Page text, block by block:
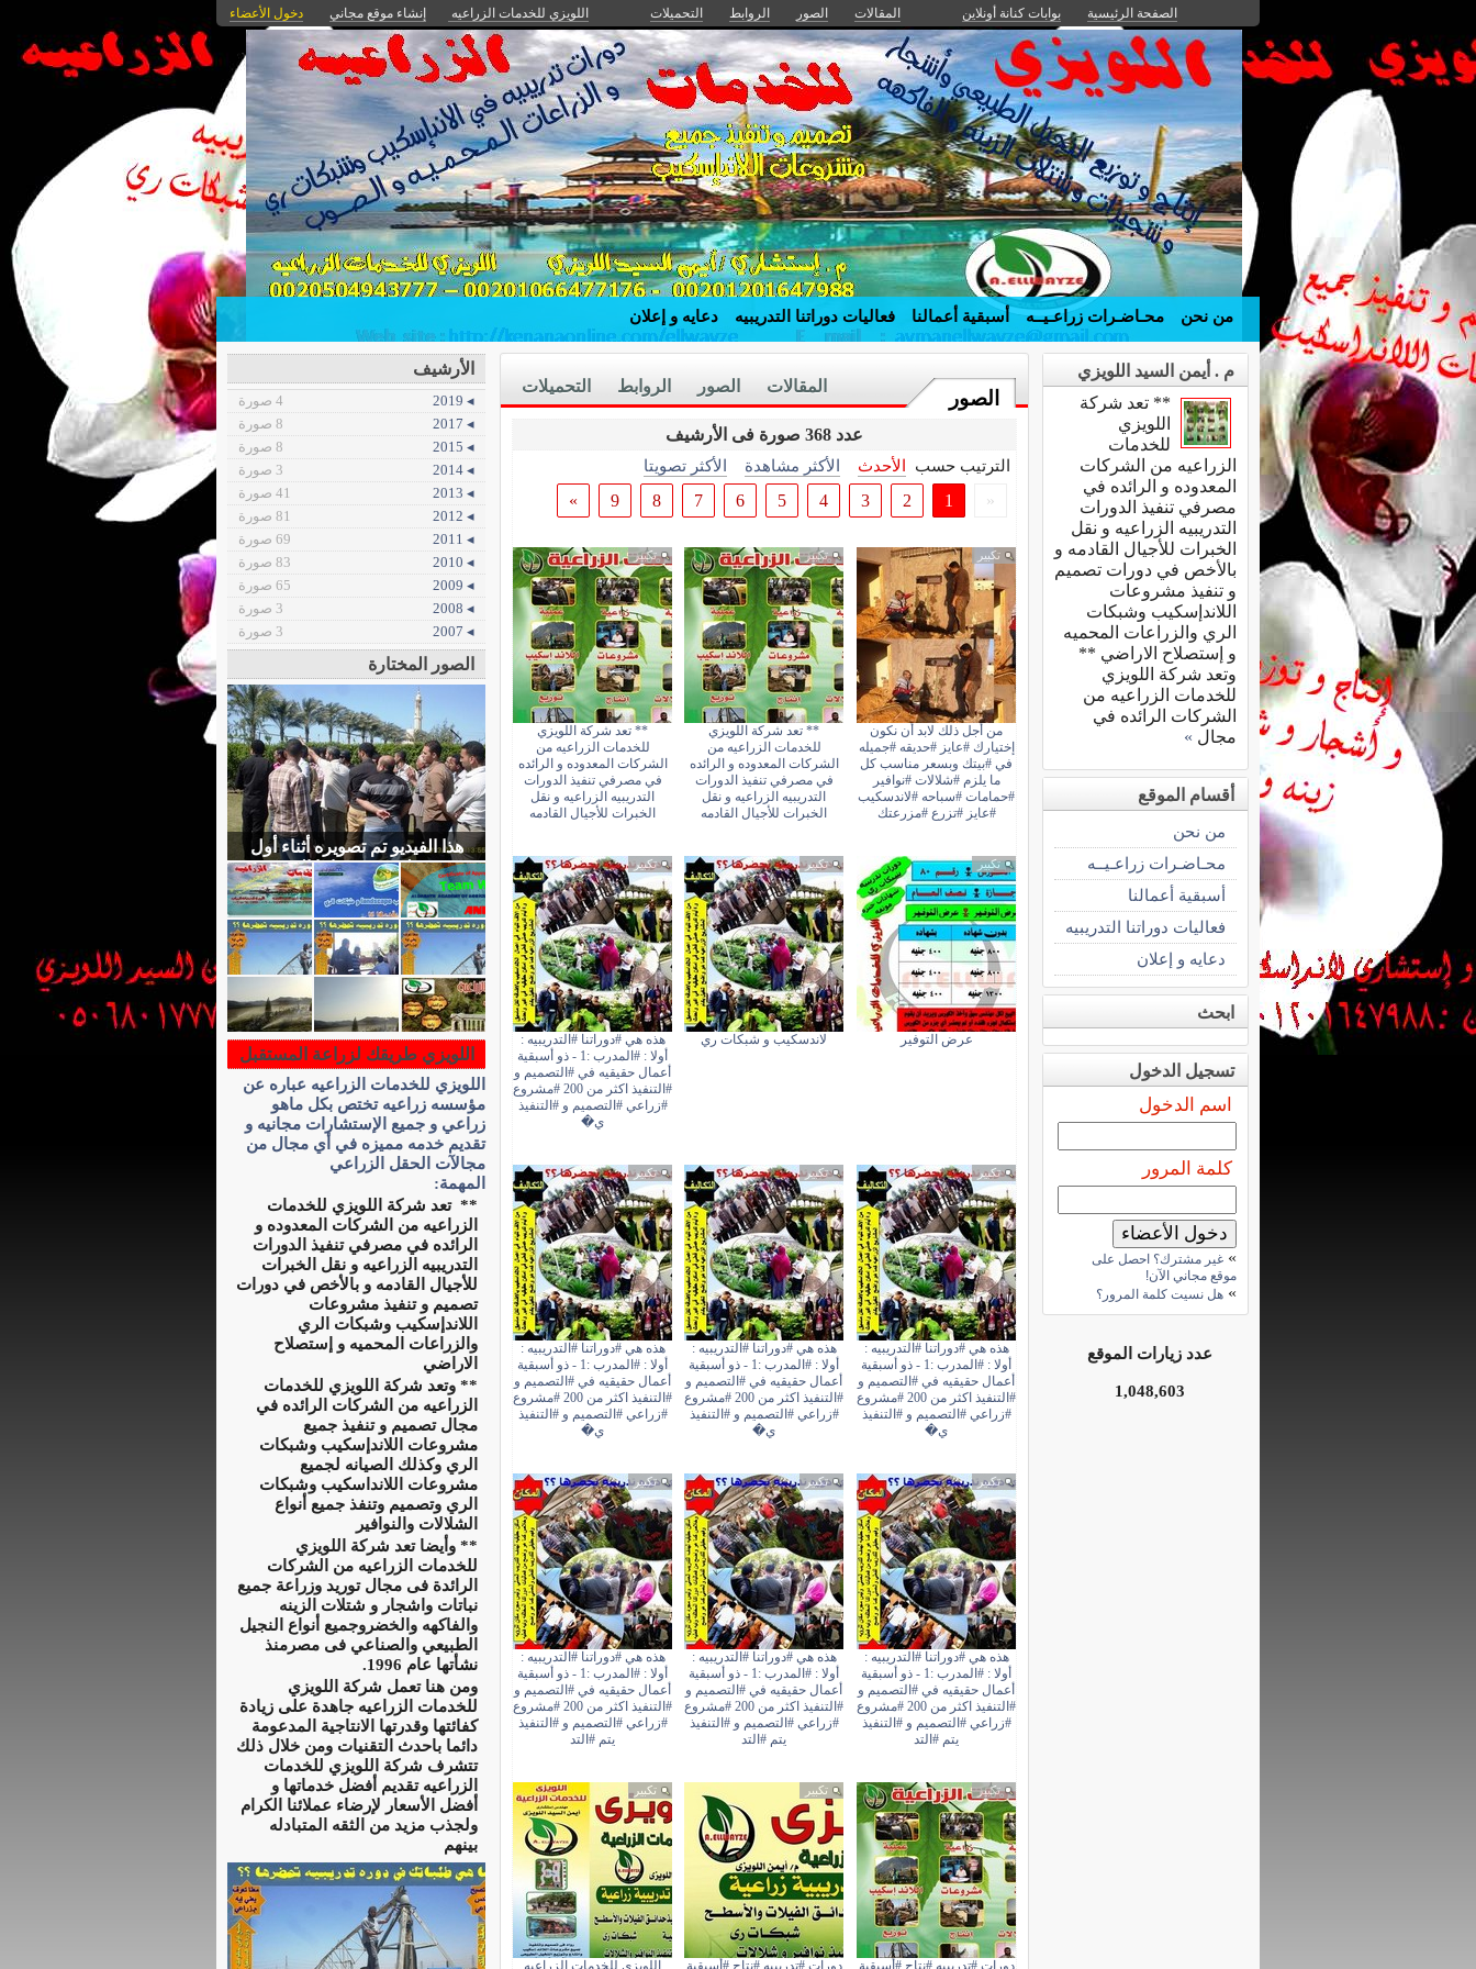
الصفحة الرئيسية بوابات كنانة أونلاين المقالات الصور الروابط التحميلات اللويزي للخدمات الزراعيه إنشاء موقع مجاني دخول الأعضاء
من نحن محـاضـرات زراعـيــه أسبقية أعمالنا فعاليات دوراتنا التدريبيه دعايه و إعلان
الصور
التحميلات الروابط الصور المقالات
عدد 368 صورة فى الأرشيف
الترتيب حسب الأحدث الأكثر مشاهدة
الأكثر تصويتا
«
1
2
3
4
5
6
7
8
9
»
تكبير
من أجل ذلك لابد أن نكون
إختيارك #عايز #حديقه #جميله
في #بيتك وبسعر مناسب كل
ما يلزم #شلالات #نوافير
#حمامات #سباحه #لاندسكيب
#عايز #تزرع #مزرعتك
تكبير
** تعد شركة اللويزي
للخدمات الزراعيه من
الشركات المعدوده و الرائده
في مصرفي تنفيذ الدورات
التدريبيه الزراعيه و نقل
الخبرات للأجيال القادمه
تكبير
** تعد شركة اللويزي
للخدمات الزراعيه من
الشركات المعدوده و الرائده
في مصرفي تنفيذ الدورات
التدريبيه الزراعيه و نقل
الخبرات للأجيال القادمه
تكبير
عرض التوفير
تكبير
لاندسكيب و شبكات ري
تكبير
هذه هي #دوراتنا #التدريبيه :
أولا : #المدرب :1 - ذو أسبقية
أعمال حقيقيه في #التصميم و
#التنفيذ اكثر من 200 #مشروع
#زراعي #التصميم و #التنفيذ
ي�
تكبير
هذه هي #دوراتنا #التدريبيه :
أولا : #المدرب :1 - ذو أسبقية
أعمال حقيقيه في #التصميم و
#التنفيذ اكثر من 200 #مشروع
#زراعي #التصميم و #التنفيذ
ي�
تكبير
هذه هي #دوراتنا #التدريبيه :
أولا : #المدرب :1 - ذو أسبقية
أعمال حقيقيه في #التصميم و
#التنفيذ اكثر من 200 #مشروع
#زراعي #التصميم و #التنفيذ
ي�
تكبير
هذه هي #دوراتنا #التدريبيه :
أولا : #المدرب :1 - ذو أسبقية
أعمال حقيقيه في #التصميم و
#التنفيذ اكثر من 200 #مشروع
#زراعي #التصميم و #التنفيذ
ي�
تكبير
هذه هي #دوراتنا #التدريبيه :
أولا : #المدرب :1 - ذو أسبقية
أعمال حقيقيه في #التصميم و
#التنفيذ اكثر من 200 #مشروع
#زراعي #التصميم و #التنفيذ
يتم #التد
تكبير
هذه هي #دوراتنا #التدريبيه :
أولا : #المدرب :1 - ذو أسبقية
أعمال حقيقيه في #التصميم و
#التنفيذ اكثر من 200 #مشروع
#زراعي #التصميم و #التنفيذ
يتم #التد
تكبير
هذه هي #دوراتنا #التدريبيه :
أولا : #المدرب :1 - ذو أسبقية
أعمال حقيقيه في #التصميم و
#التنفيذ اكثر من 200 #مشروع
#زراعي #التصميم و #التنفيذ
يتم #التد
تكبير
دورات #تدريبيه #نتاج #أسبقية
تكبير
دورات #تدريبيه #نتاج #أسبقية
تكبير
اللويزي للخدمات الزراعيه
م . أيمن السيد اللويزي
** تعد شركة
اللويزي
للخدمات
الزراعيه من الشركات
المعدوده و الرائده في
مصرفي تنفيذ الدورات
التدريبيه الزراعيه و نقل
الخبرات للأجيال القادمه و
بالأخص في دورات تصميم
و تنفيذ مشروعات
اللاندإسكيب وشبكات
الري والزراعات المحميه
و إستصلاح الاراضي **
وتعد شركة اللويزي
للخدمات الزراعيه من
الشركات الرائده في
مجال »
أقسام الموقع
من نحن
محـاضـرات زراعـيــه
أسبقية أعمالنا
فعاليات دوراتنا التدريبيه
دعايه و إعلان
ابحث
تسجيل الدخول
اسم الدخول
كلمة المرور
» غير مشترك؟ احصل على
موقع مجاني الآن!
» هل نسيت كلمة المرور؟
عدد زيارات الموقع
1,048,603
الأرشيف
◂ 2019
4 صورة
◂ 2017
8 صورة
◂ 2015
8 صورة
◂ 2014
3 صورة
◂ 2013
41 صورة
◂ 2012
81 صورة
◂ 2011
69 صورة
◂ 2010
83 صورة
◂ 2009
65 صورة
◂ 2008
3 صورة
◂ 2007
3 صورة
الصور المختارة
هذا الفيديو تم تصويره أثناء أول
يوم عملي في دوراتنا التدريبيه
التي نقوم بتنفيذها في
اللانداسكيب و شبكات الري فما
هي طلباتك في دوره تدريبيه ت
اللويزي طريقك لزراعة المستقبل
اللويزي للخدمات الزراعيه عباره عن
مؤسسه زراعيه تختص بكل ماهو
زراعي و جميع الإستشارات مجانيه و
تقديم خدمه مميزه في أي مجال من
مجالآت الحقل الزراعي
المهمة:
** تعد شركة اللويزي للخدمات
الزراعيه من الشركات المعدوده و
الرائده في مصرفي تنفيذ الدورات
التدريبيه الزراعيه و نقل الخبرات
للأجيال القادمه و بالأخص في دورات
تصميم و تنفيذ مشروعات
اللاندإسكيب وشبكات الري
والزراعات المحميه و إستصلاح
الاراضي
** وتعد شركة اللويزي للخدمات
الزراعيه من الشركات الرائده في
مجال تصميم و تنفيذ جميع
مشروعات اللاندإسكيب وشبكات
الري وكذلك الصيانه لجميع
مشروعات اللانداسكيب وشبكات
الري وتصميم وتنفذ جميع أنواع
الشلالات والنوافير
** وأيضا تعد شركة اللويزي
للخدمات الزراعيه من الشركات
الرائدة فى مجال توريد وزراعة جميع
نباتات واشجار و شتلات الزينه
والفاكهه والخضروجميع أنواع النجيل
الطبيعي والصناعي فى مصرمنذ
نشأتها عام 1996.
ومن هنا تعمل شركة اللويزي
للخدمات الزراعيه جاهدة على زيادة
كفائتها وقدرتها الانتاجية المدعومة
دائما باحدث التقنيات ومن خلال ذلك
تتشرف شركة اللويزي للخدمات
الزراعيه تقديم أفضل خدماتها و
أفضل الأسعار لإرضاء عملائنا الكرام
ولجذب مزيد من الثقه المتبادله
بينهم